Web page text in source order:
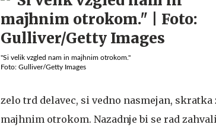
"Si velik vzgled nam in majhnim otrokom."
Foto: Gulliver/Getty Images
zelo trd delavec, si vedno nasmejan,
majhnim otrokom. Nazadnje bi se rad